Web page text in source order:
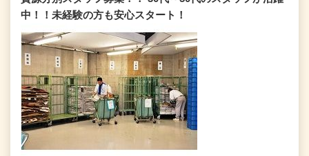
中！！未経験の方も安心スタート！